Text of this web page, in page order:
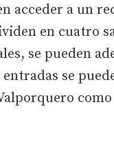
acceder a un
en cuatro
se pueden
entradas se